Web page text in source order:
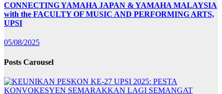
CONNECTING YAMAHA JAPAN & YAMAHA MALAYSIA
with the FACULTY OF MUSIC AND PERFORMING ARTS,
UPSI
05/08/2025
Posts Carousel